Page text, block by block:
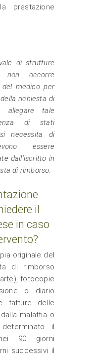
prestazione
di strutture
occorre
del medico per
richiesta di
allegare tale
di stati
necessita di
essere
dall’iscritto in
di rimborso.
il
in caso
originale del
di rimborso
fotocopie
o diario
fatture delle
malattia o
il
90 giorni
successivi il